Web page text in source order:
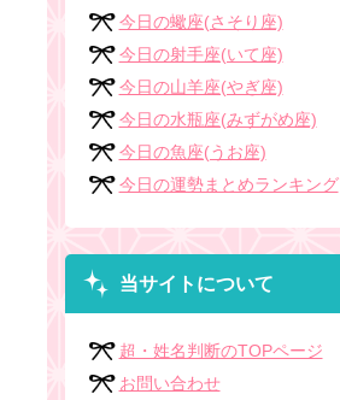
今日の蠍座(さそり座)
今日の射手座(いて座)
今日の山羊座(やぎ座)
今日の水瓶座(みずがめ座)
今日の魚座(うお座)
今日の運勢まとめランキング
当サイトについて
超・姓名判断のTOPページ
お問い合わせ